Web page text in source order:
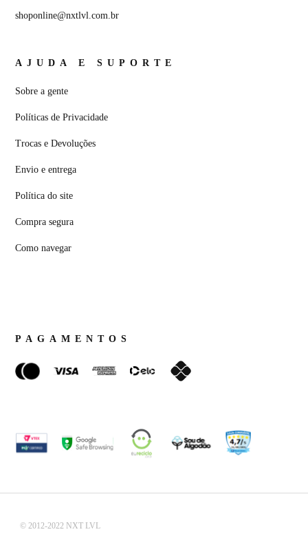
shoponline@nxtlvl.com.br
AJUDA E SUPORTE
Sobre a gente
Políticas de Privacidade
Trocas e Devoluções
Envio e entrega
Política do site
Compra segura
Como navegar
PAGAMENTOS
© 2012-2022 NXT LVL